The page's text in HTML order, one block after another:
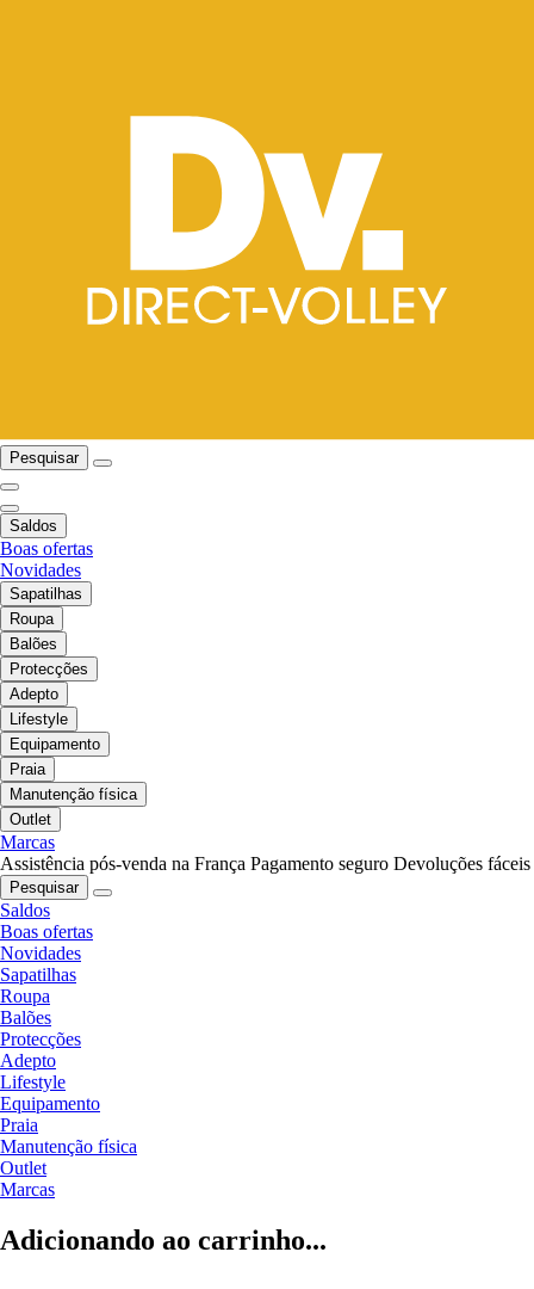
Pesquisar
Saldos
Boas ofertas
Novidades
Sapatilhas
Roupa
Balões
Protecções
Adepto
Lifestyle
Equipamento
Praia
Manutenção física
Outlet
Marcas
Assistência pós-venda na França Pagamento seguro Devoluções fáceis
Pesquisar
Saldos
Boas ofertas
Novidades
Sapatilhas
Roupa
Balões
Protecções
Adepto
Lifestyle
Equipamento
Praia
Manutenção física
Outlet
Marcas
Adicionando ao carrinho...